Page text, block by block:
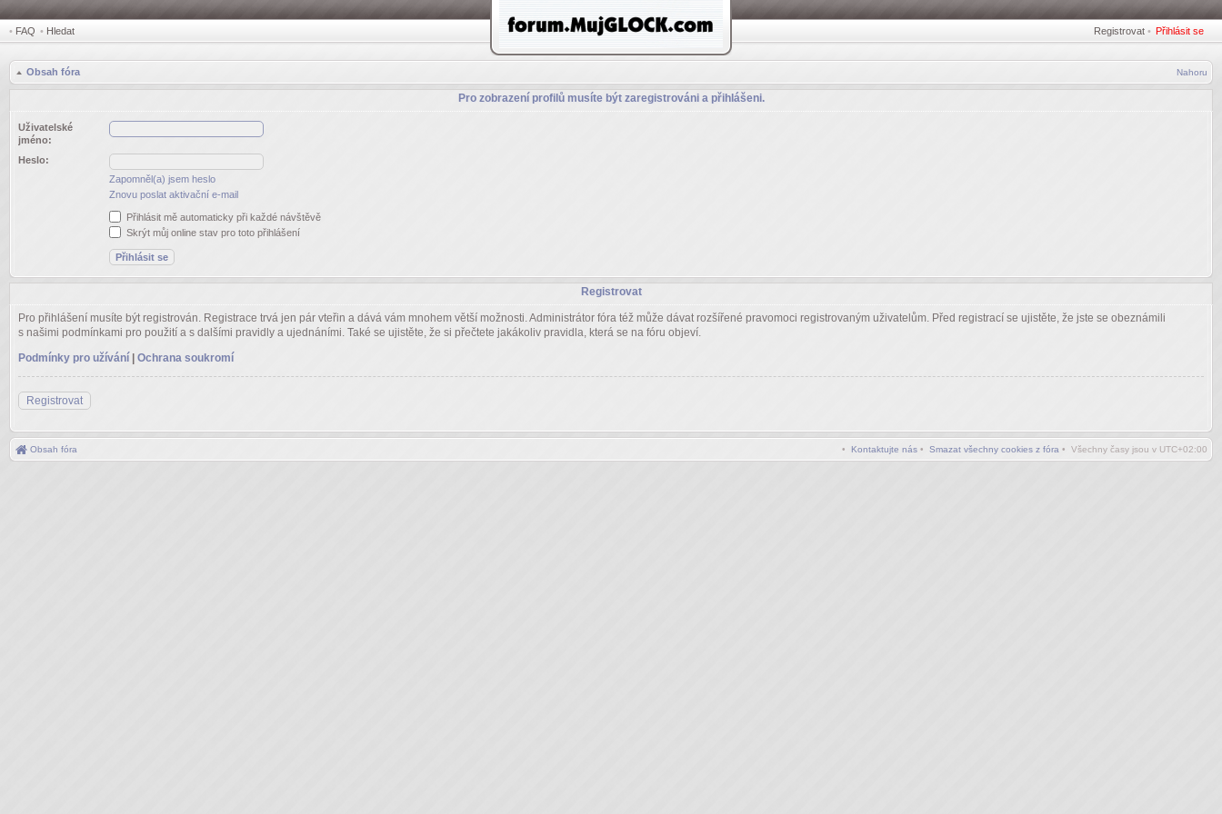
• FAQ • Hledat Registrovat • Přihlásit se
Obsah fóra Nahoru
Pro zobrazení profilů musíte být zaregistrováni a přihlášeni.
Uživatelské
jméno:
Heslo:
Zapomněl(a) jsem heslo
Znovu poslat aktivační e-mail
Přihlásit mě automaticky při každé návštěvě
Skrýt můj online stav pro toto přihlášení
Registrovat
Pro přihlášení musíte být registrován. Registrace trvá jen pár vteřin a dává vám mnohem větší možnosti. Administrátor fóra též může dávat rozšířené pravomoci registrovaným uživatelům. Před registrací se ujistěte, že jste se obeznámili
s našimi podmínkami pro použití a s dalšími pravidly a ujednáními. Také se ujistěte, že si přečtete jakákoliv pravidla, která se na fóru objeví.
Podmínky pro užívání
Ochrana soukromí
Registrovat
Obsah fóra • Všechny časy jsou v UTC+02:00
• Smazat všechny cookies z fóra
• Kontaktujte nás